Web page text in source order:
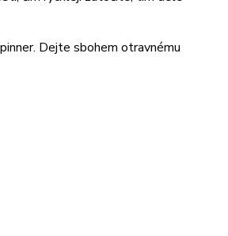
Dejte sbohem otravnému